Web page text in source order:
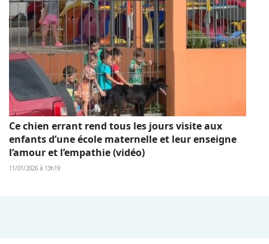
Ce chien errant rend tous les jours visite aux
enfants d’une école maternelle et leur enseigne
l’amour et l’empathie (vidéo)
11/01/2026 à 13h19